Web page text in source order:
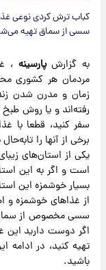
کباب ترش کردی نوعی
سسی از سماق تهیه
به گزارشپارسینه ،
مردمان هر کشوری
زمان و مدرن شدن
رفته‌اند و یا روش
سفر کنید، قطعا با
برخی از آنها را
یکی از استان‌های
است و اگر به این
بسیار خوشمزه این
از غذاهای خوشمزه
سسی مخصوص از سماق
اگر دوست دارید این
تهیه کنید، در ادامه
باشید.